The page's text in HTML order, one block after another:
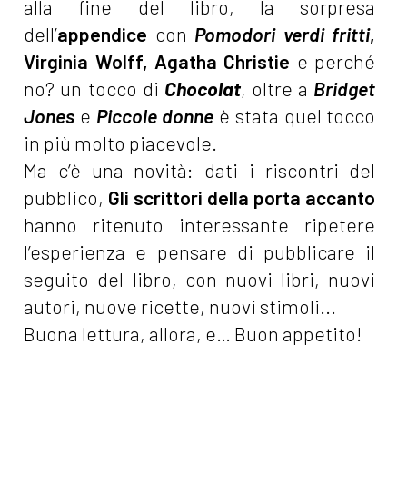
alla fine del libro, la sorpresa
dell’appendice con Pomodori verdi fritti,
Virginia Wolff, Agatha Christie e perché
no? un tocco di Chocolat, oltre a Bridget
Jones e Piccole donne è stata quel tocco
in più molto piacevole.
Ma c’è una novità: dati i riscontri del
pubblico, Gli scrittori della porta accanto
hanno ritenuto interessante ripetere
l’esperienza e pensare di pubblicare il
seguito del libro, con nuovi libri, nuovi
autori, nuove ricette, nuovi stimoli...
Buona lettura, allora, e… Buon appetito!